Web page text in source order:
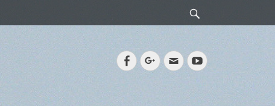
FacebookGoogleplus
EmailYouTube